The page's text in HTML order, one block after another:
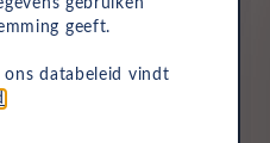
geeft.
databeleid vindt